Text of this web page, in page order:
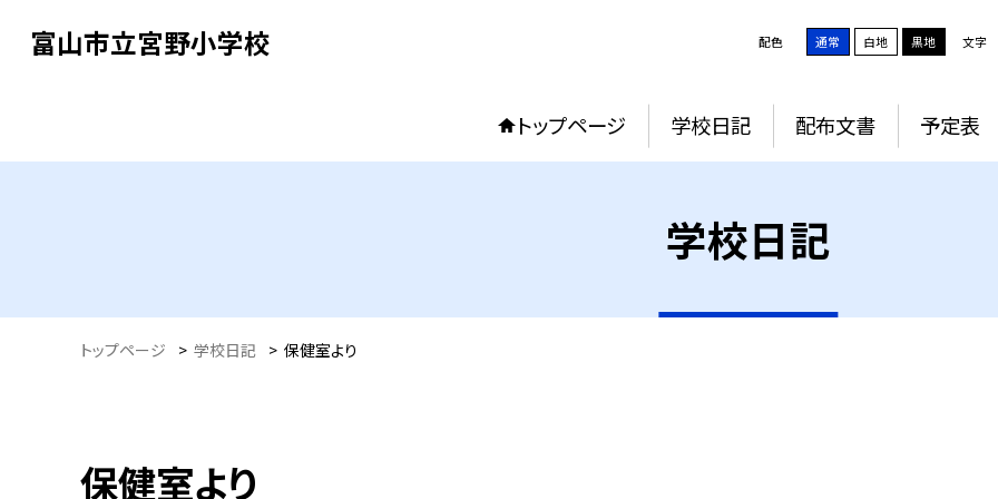
富山市立宮野小学校 配色 通常 白地 黒地 文字
トップページ 学校日記 配布文書 予定表
学校日記
トップページ > 学校日記 > 保健室より
保健室より